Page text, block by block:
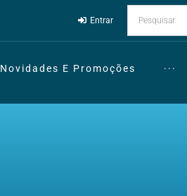
Entrar
Novidades E Promoções ···